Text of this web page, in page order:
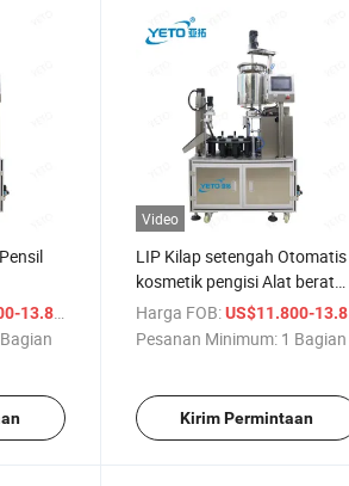
13.800
/ Bagian
Video
LIP Kilap setengah Otomatis
kosmetik pengisi Alat berat
Rotary
Harga FOB: US$11.800-13.800
Pesanan Minimum: 1 Bagian
Kirim Permintaan